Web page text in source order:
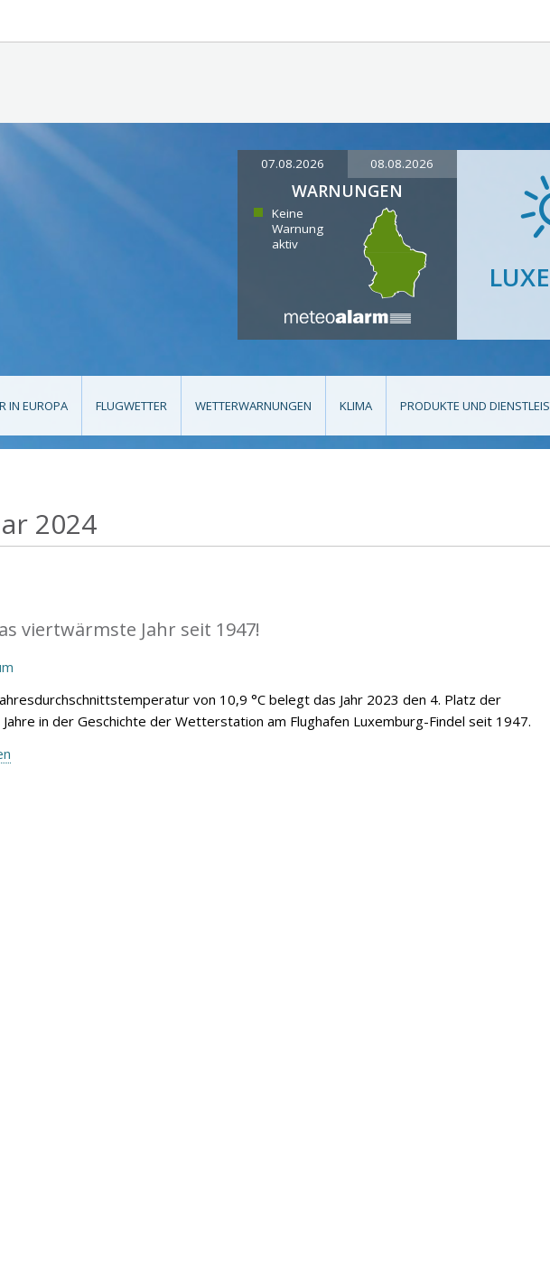
07.08.2026 08.08.2026
WARNUNGEN
Keine
Warnung
aktiv
IN EUROPA FLUGWETTER WETTERWARNUNGEN KLIMA PRODUKTE UND
2024
viertwärmste Jahr seit 1947!
von 10,9 °C belegt das Jahr 2023 den 4. Platz der
in der Geschichte der Wetterstation am Flughafen Luxemburg-Findel seit 1947.